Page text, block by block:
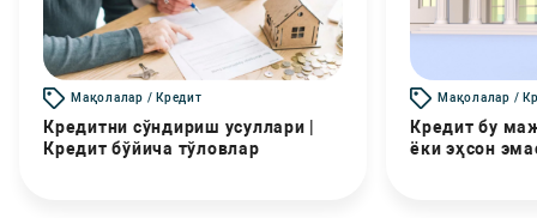
Мақолалар / Кредит
Кредитни сўндириш усуллари |
Кредит бўйича тўловлар
Мақолалар /
Кредит бу
ёки эҳсон